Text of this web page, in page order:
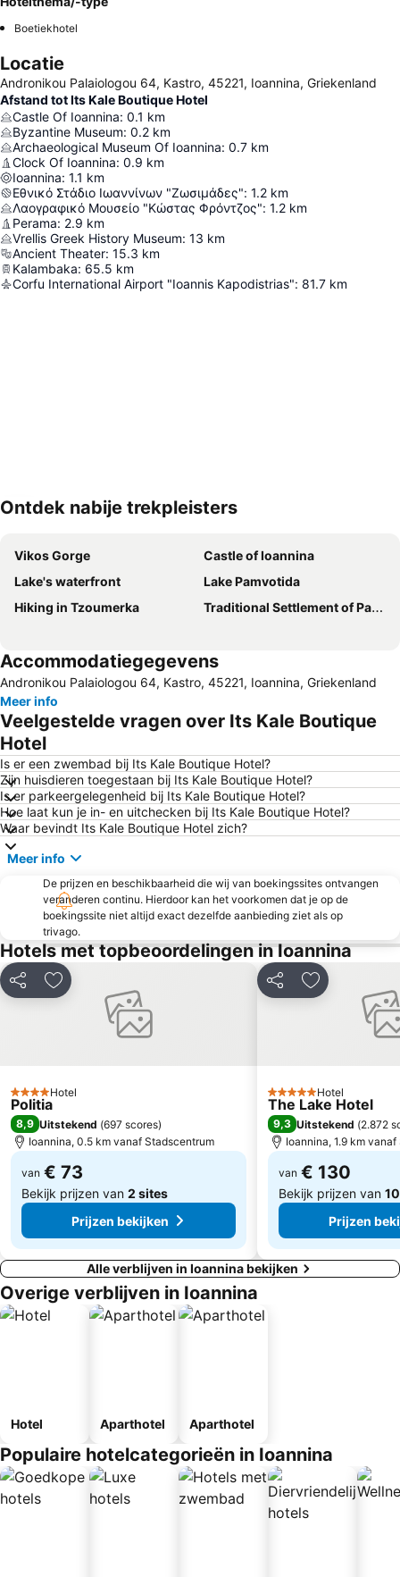
Boetiekhotel
Locatie
Andronikou Palaiologou 64, Kastro, 45221, Ioannina, Griekenland
Afstand tot Its Kale Boutique Hotel
Castle Of Ioannina: 0.1 km
Byzantine Museum: 0.2 km
Archaeological Museum Of Ioannina: 0.7 km
Clock Of Ioannina: 0.9 km
Ioannina: 1.1 km
Εθνικό Στάδιο Ιωαννίνων "Ζωσιμάδες": 1.2 km
Λαογραφικό Μουσείο "Κώστας Φρόντζος": 1.2 km
Perama: 2.9 km
Vrellis Greek History Museum: 13 km
Ancient Theater: 15.3 km
Kalambaka: 65.5 km
Corfu International Airport "Ioannis Kapodistrias": 81.7 km
Kaart uitvouwen
Ontdek nabije trekpleisters
Vikos Gorge
Castle of Ioannina
Lake's waterfront
Lake Pamvotida
Hiking in Tzoumerka
Traditional Settlement of Papigo
Accommodatiegegevens
Andronikou Palaiologou 64, Kastro, 45221, Ioannina, Griekenland
Meer info
Veelgestelde vragen over Its Kale Boutique
Hotel
Is er een zwembad bij Its Kale Boutique Hotel?
Zijn huisdieren toegestaan bij Its Kale Boutique Hotel?
Is er parkeergelegenheid bij Its Kale Boutique Hotel?
Hoe laat kun je in- en uitchecken bij Its Kale Boutique Hotel?
Waar bevindt Its Kale Boutique Hotel zich?
Meer info
De prijzen en beschikbaarheid die wij van boekingssites ontvangen
veranderen continu. Hierdoor kan het voorkomen dat je op de
boekingssite niet altijd exact dezelfde aanbieding ziet als op
trivago.
Hotels met topbeoordelingen in Ioannina
Delen Toevoegen aan favorieten
4 SterrenHotel
Politia
8,9 Uitstekend (697 scores)
Ioannina, 0.5 km vanaf Stadscentrum
van € 73
Bekijk prijzen van 2 sites
Prijzen bekijken
Delen Toevoegen
5 SterrenHotel
The Lake Hotel
9,3 Uitstekend (2.872
Ioannina, 1.9 km
van € 130
Bekijk prijzen van
Prijzen
Alle verblijven in Ioannina bekijken
Overige verblijven in Ioannina
Hotel Aparthotel Aparthotel
Populaire hotelcategorieën in Ioannina